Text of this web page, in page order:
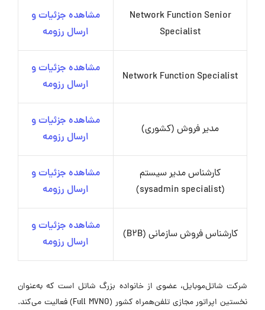
Network Function Senior
Specialist
مشاهده جزئیات و
ارسال رزومه
Network Function Specialist
مشاهده جزئیات و
ارسال رزومه
مدیر فروش (کشوری)
مشاهده جزئیات و
ارسال رزومه
کارشناس مدیر سیستم
(sysadmin specialist)
مشاهده جزئیات و
ارسال رزومه
کارشناس فروش سازمانی (B2B)
مشاهده جزئیات و
ارسال رزومه
شرکت شاتل‌موبایل، عضوی از خانواده بزرگ شاتل است که به‌عنوان
نخستین اپراتور مجازی تلفن‌همراه کشور (Full MVNO) فعالیت می‌کند.